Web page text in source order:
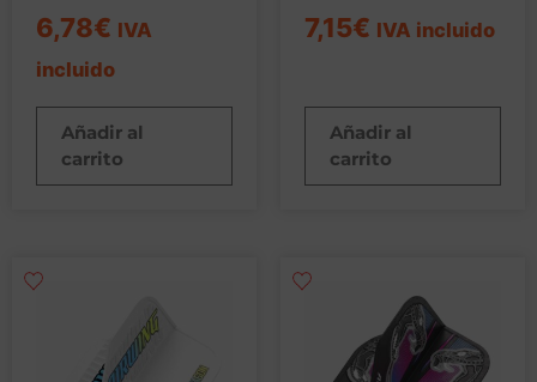
6,78€ IVA
incluido
Añadir al
carrito
7,15€ IVA incluido
Añadir al
carrito